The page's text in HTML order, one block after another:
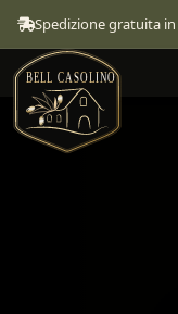
Spedizione gratuita